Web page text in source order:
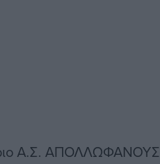
Α.Σ. ΑΠΟΛΛΩΦΑΝΟΥΣ